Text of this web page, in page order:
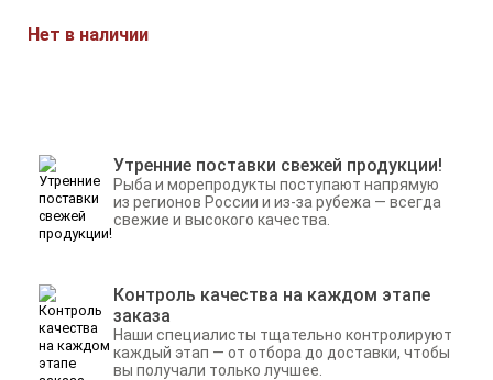
Нет в наличии
Утренние поставки свежей продукции!
Рыба и морепродукты поступают напрямую
из регионов России и из-за рубежа — всегда
свежие и высокого качества.
Контроль качества на каждом этапе
заказа
Наши специалисты тщательно контролируют
каждый этап — от отбора до доставки, чтобы
вы получали только лучшее.